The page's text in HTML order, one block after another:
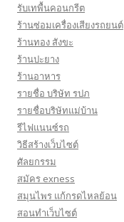
รับเทพื้นคอนกรีต
ร้านซ่อมเครื่องเสียงรถยนต์
ร้านทอง สังขะ
ร้านปะยาง
ร้านอาหาร
รายชื่อ บริษัท รปภ
รายชื่อบริษัทแม่บ้าน
รีไฟแนนซ์รถ
วิธีสร้างเว็บไซต์
ศัลยกรรม
สมัคร exness
สมุนไพร แก้กรดไหลย้อน
สอนทำเว็บไซต์